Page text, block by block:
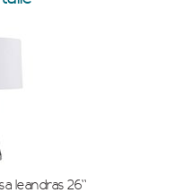
leandras 26''